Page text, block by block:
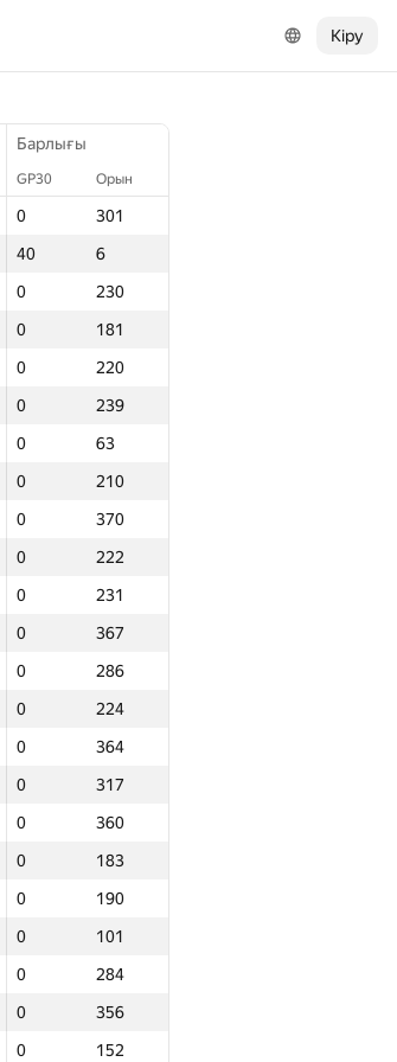
Кіру
Барлығы
GP30 Орын
0
301
40
6
0
230
0
181
0
220
0
239
0
63
0
210
0
370
0
222
0
231
0
367
0
286
0
224
0
364
0
317
0
360
0
183
0
190
0
101
0
284
0
356
0
152
Барлығы
GP30 Орын